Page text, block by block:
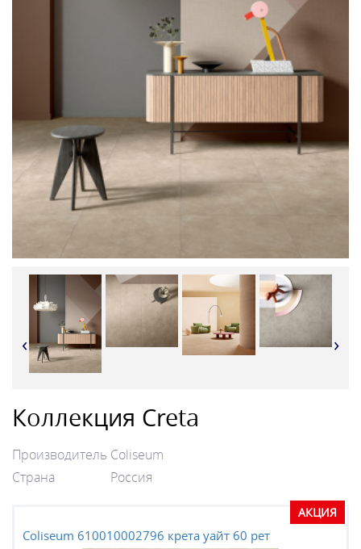
‹ ›
Коллекция Creta
Производитель Coliseum
Страна
Россия
АКЦИЯ
Coliseum 610010002796 крета уайт 60 рет